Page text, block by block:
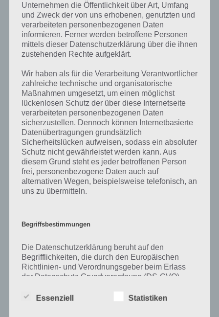
Kurze Begriffserklärung zur Lösung
Papier
Papier ist die Lösung für das tägliche Rätsel am 20.1.2023 in 4 Bilder 1
Wort, doch welche Bedeutung hat dieses eigentlich und was gibt es
bestimmten Lösungen präsentieren wir daher auch immer eine
kurze Begriffserklärung!
Zu Papier haben wir zunächst keine weiteren Informationen parat!
Auf WhatsApp teilen Teilen auf Facebook
Tweet auf Twitter
Mehr Artikel hier auf Touchportal
Unternehmen die Öffentlichkeit über Art, Umfang
und Zweck der von uns erhobenen, genutzten und
verarbeiteten personenbezogenen Daten
informieren. Ferner werden betroffene Personen
mittels dieser Datenschutzerklärung über die ihnen
zustehenden Rechte aufgeklärt.
Wir haben als für die Verarbeitung Verantwortlicher
zahlreiche technische und organisatorische
Maßnahmen umgesetzt, um einen möglichst
lückenlosen Schutz der über diese Internetseite
verarbeiteten personenbezogenen Daten
sicherzustellen. Dennoch können Internetbasierte
Datenübertragungen grundsätzlich
Sicherheitslücken aufweisen, sodass ein absoluter
Schutz nicht gewährleistet werden kann. Aus
diesem Grund steht es jeder betroffenen Person
frei, personenbezogene Daten auch auf
alternativen Wegen, beispielsweise telefonisch, an
uns zu übermitteln.
Begriffsbestimmungen
Die Datenschutzerklärung beruht auf den
Begrifflichkeiten, die durch den Europäischen
Richtlinien- und Verordnungsgeber beim Erlass
der Datenschutz-Grundverordnung (DS-GVO)
soll sowohl für die Öffentlichkeit als auch für
Essenziell Statistiken